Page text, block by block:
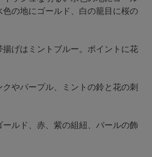
色の地にゴールド、白の籠目に桜の
げはミントブルー。ポイントに花
やパープル、ミントの鈴と花の刺
ルド、赤、紫の組紐、パールの飾